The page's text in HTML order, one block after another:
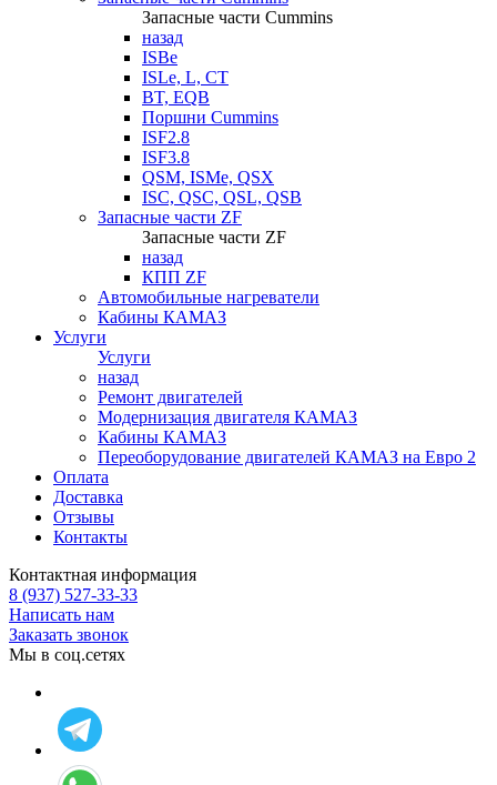
Запасные части Cummins
назад
ISBe
ISLe, L, CT
BT, EQB
Поршни Cummins
ISF2.8
ISF3.8
QSM, ISMe, QSX
ISC, QSC, QSL, QSB
Запасные части ZF
Запасные части ZF
назад
КПП ZF
Автомобильные нагреватели
Кабины КАМАЗ
Услуги
Услуги
назад
Ремонт двигателей
Модернизация двигателя КАМАЗ
Кабины КАМАЗ
Переоборудование двигателей КАМАЗ на Евро 2
Оплата
Доставка
Отзывы
Контакты
Контактная информация
8 (937) 527-33-33
Написать нам
Заказать звонок
Мы в соц.сетях